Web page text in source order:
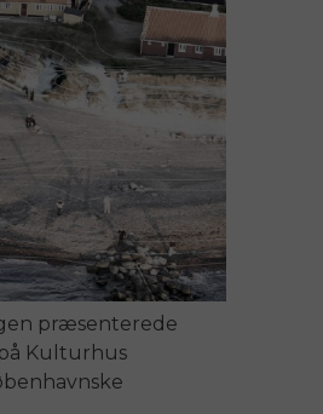
præsenterede
Kulturhus